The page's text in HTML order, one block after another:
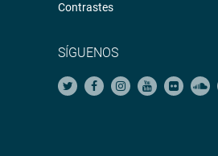
Contrastes
SÍGUENOS